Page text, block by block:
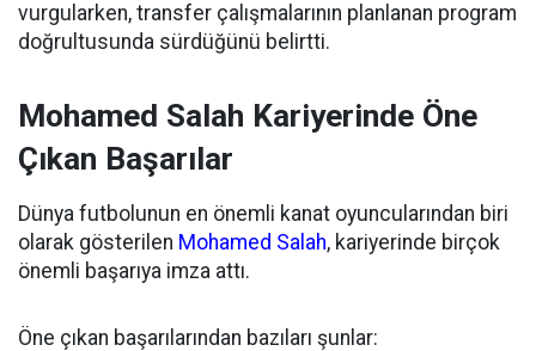
vurgularken, transfer çalışmalarının planlanan program
doğrultusunda sürdüğünü belirtti.
Mohamed Salah Kariyerinde Öne
Çıkan Başarılar
Dünya futbolunun en önemli kanat oyuncularından biri
olarak gösterilen Mohamed Salah, kariyerinde birçok
önemli başarıya imza attı.
Öne çıkan başarılarından bazıları şunlar: